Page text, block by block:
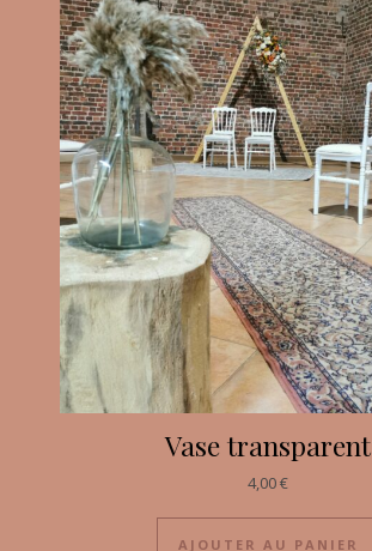
Vase transparent
4,00€
AJOUTER AU PANIER